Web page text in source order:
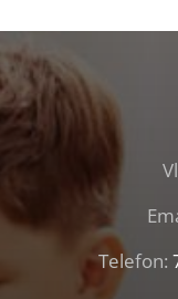
Telefon: